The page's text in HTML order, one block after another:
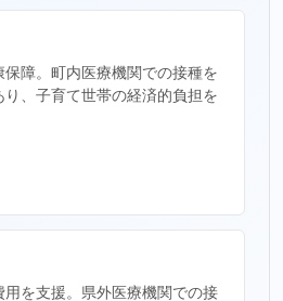
障。町内医療機関での接種を
、子育て世帯の経済的負担を
を支援。県外医療機関での接